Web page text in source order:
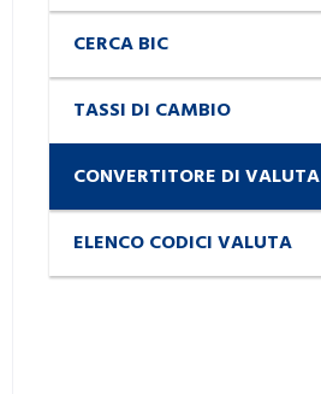
CERCA BIC
TASSI DI CAMBIO
CONVERTITORE DI VALUTA
ELENCO CODICI VALUTA